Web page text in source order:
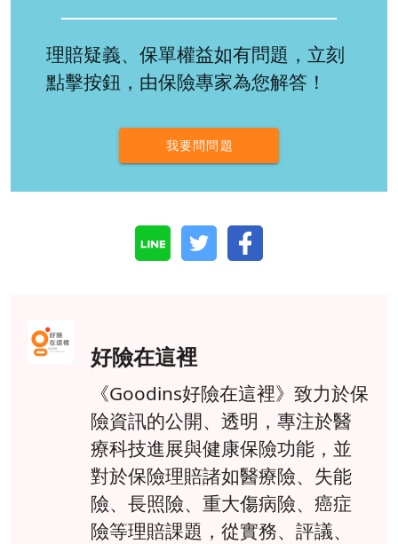
理賠疑義、保單權益如有問題，立刻
點擊按鈕，由保險專家為您解答！
我要問問題
好險在這裡
《Goodins好險在這裡》致力於保
險資訊的公開、透明，專注於醫
療科技進展與健康保險功能，並
對於保險理賠諸如醫療險、失能
險、長照險、重大傷病險、癌症
險等理賠課題，從實務、評議、